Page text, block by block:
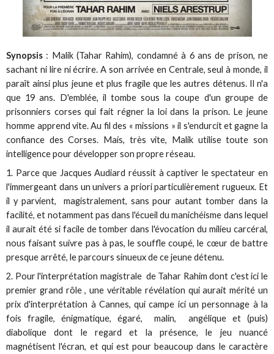
Synopsis : Malik (Tahar Rahim), condamné à 6 ans de prison, ne
sachant ni lire ni écrire. A son arrivée en Centrale, seul à monde, il
paraît ainsi plus jeune et plus fragile que les autres détenus. Il n'a
que 19 ans. D'emblée, il tombe sous la coupe d'un groupe de
prisonniers corses qui fait régner la loi dans la prison. Le jeune
homme apprend vite. Au fil des « missions » il s'endurcit et gagne la
confiance des Corses. Mais, très vite, Malik utilise toute son
intelligence pour développer son propre réseau.
1. Parce que Jacques Audiard réussit à captiver le spectateur en
l'immergeant dans un univers a priori particulièrement rugueux. Et
il y parvient, magistralement, sans pour autant tomber dans la
facilité, et notamment pas dans l'écueil du manichéisme dans lequel
il aurait été si facile de tomber dans l'évocation du milieu carcéral,
nous faisant suivre pas à pas, le souffle coupé, le cœur de battre
presque arrêté, le parcours sinueux de ce jeune détenu.
2. Pour l'interprétation magistrale de Tahar Rahim dont c'est ici le
premier grand rôle , une véritable révélation qui aurait mérité un
prix d'interprétation à Cannes, qui campe ici un personnage à la
fois fragile, énigmatique, égaré, malin, angélique et (puis)
diabolique dont le regard et la présence, le jeu nuancé
magnétisent l'écran, et qui est pour beaucoup dans le caractère